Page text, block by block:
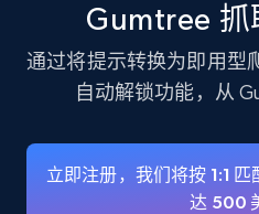
22.4K+ 3.5K+
Name, URL, ID, Cb rank,
Industries, Operating
Gumtree 抓
通过将提示转换为即用型
自动解锁功能，从
立即注册，我们将按 1:1
达 500